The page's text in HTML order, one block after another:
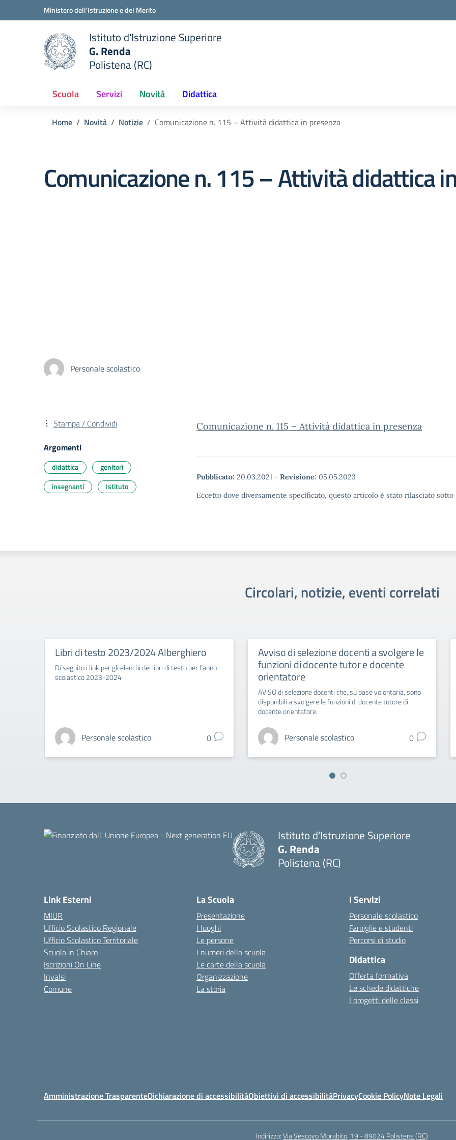
Vai ai contenuti
Vai al menu di navigazioneMinistero dell'Istruzione e del Merito
scuola
Istituto d'Istruzione Superiore
G. Renda
Polistena (RC)
Scuola Servizi Novità Didattica
Home Novità Notizie Comunicazione n. 115 – Attività didattica in presenza
Comunicazione n. 115 – Attività didattica
Personale scolastico
Comunicazione n. 115 – Attività didattica in presenza
Pubblicato: 20.03.2021 - Revisione: 05.05.2023
Eccetto dove diversamente specificato, questo articolo è stato rilasciato
Stampa / Condividi
Argomenti
didattica
genitori
insegnanti
Istituto
Circolari, notizie, eventi correlati
Libri di testo 2023/2024 Alberghiero
Di seguito i link per gli elenchi dei libri di testo per l’anno
scolastico 2023-2024
Personale scolastico 0
Avviso di selezione docenti a svolgere le
funzioni di docente tutor e docente
orientatore
AVISO di selezione docenti che, su base volontaria, sono
disponibili a svolgere le funzioni di docente tutore di
docente orientatore.
Personale scolastico 0
Istituto d'Istruzione Superiore
G. Renda
Polistena (RC)
Link Esterni
MIUR
Ufficio Scolastico Regionale
Ufficio Scolastico Territoriale
Scuola in Chiaro
Iscrizioni On Line
Invalsi
Comune
La Scuola
Presentazione
I luoghi
Le persone
I numeri della scuola
Le carte della scuola
Organizzazione
La storia
I Servizi
Personale scolastico
Famiglie e studenti
Percorsi di studio
Didattica
Offerta formativa
Le schede didattiche
I progetti delle classi
Amministrazione TrasparenteDichiarazione di accessibilitàObiettivi di accessibilitàPrivacyCookie PolicyNote Legali
Indirizzo:Via Vescovo Morabito, 19 - 89024 Polistena (RC)